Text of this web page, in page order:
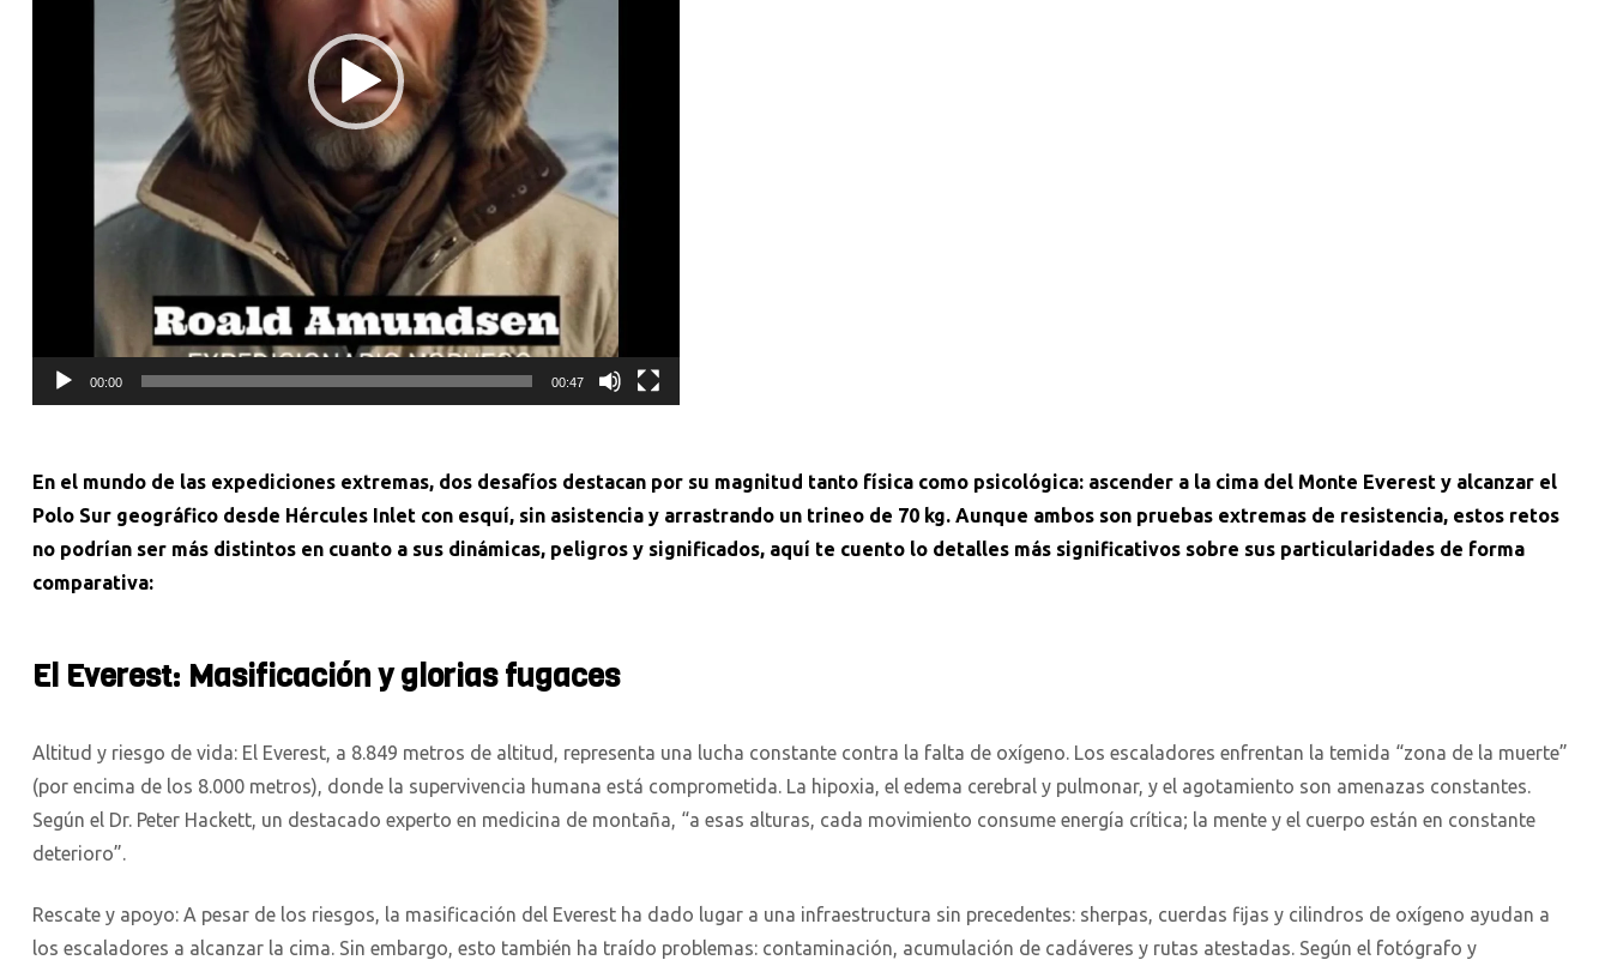
00:00 00:47
En el mundo de las expediciones extremas, dos desafíos destacan por su magnitud tanto física como psicológica: ascender a la cima del Monte Everest y alcanzar el
Polo Sur geográfico desde Hércules Inlet con esquí, sin asistencia y arrastrando un trineo de 70 kg. Aunque ambos son pruebas extremas de resistencia, estos retos
no podrían ser más distintos en cuanto a sus dinámicas, peligros y significados, aquí te cuento lo detalles más significativos sobre sus particularidades de forma
comparativa:
El Everest: Masificación y glorias fugaces
Altitud y riesgo de vida: El Everest, a 8.849 metros de altitud, representa una lucha constante contra la falta de oxígeno. Los escaladores enfrentan la temida “zona de la muerte”
(por encima de los 8.000 metros), donde la supervivencia humana está comprometida. La hipoxia, el edema cerebral y pulmonar, y el agotamiento son amenazas constantes.
Según el Dr. Peter Hackett, un destacado experto en medicina de montaña, “a esas alturas, cada movimiento consume energía crítica; la mente y el cuerpo están en constante
deterioro”.
Rescate y apoyo: A pesar de los riesgos, la masificación del Everest ha dado lugar a una infraestructura sin precedentes: sherpas, cuerdas fijas y cilindros de oxígeno ayudan a
los escaladores a alcanzar la cima. Sin embargo, esto también ha traído problemas: contaminación, acumulación de cadáveres y rutas atestadas. Según el fotógrafo y